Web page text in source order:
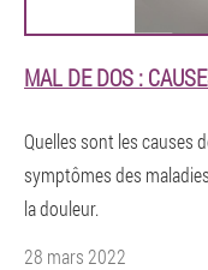
MAL DE DOS :
Quelles sont les causes
symptômes des
la douleur.
28 mars 2022